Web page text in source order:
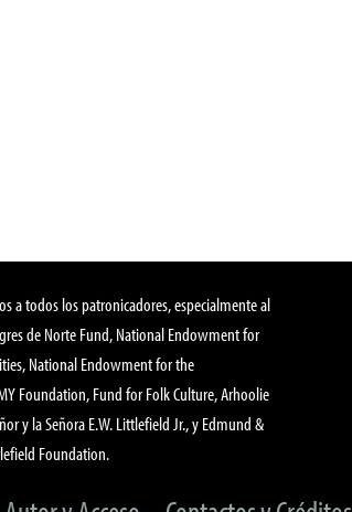
a todos los patronicadores, especialmente al
de Norte Fund, National Endowment for
National Endowment for the
Foundation, Fund for Folk Culture, Arhoolie
y la Señora E.W. Littlefield Jr., y Edmund &
Foundation.